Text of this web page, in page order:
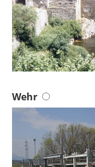
Wehr